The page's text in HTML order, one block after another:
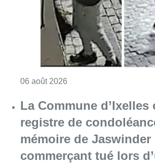
mémoire de
commerçant tué lors
braquage